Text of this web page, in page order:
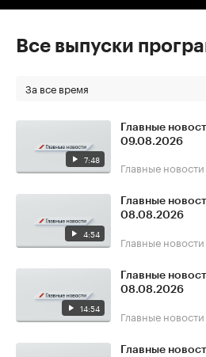
Все выпуски
За все время
7:48
Главные
09.08.2026
Главные новости
4:54
Главные
08.08.2026
Главные новости
14:54
Главные
08.08.2026
Главные новости
Главные